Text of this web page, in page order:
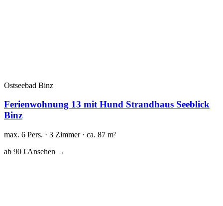
Ostseebad Binz
Ferienwohnung 13 mit Hund Strandhaus Seeblick
Binz
max. 6 Pers. · 3 Zimmer · ca. 87 m²
ab 90 €Ansehen →